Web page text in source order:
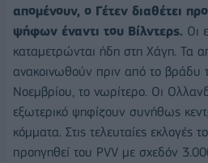
απομένουν, ο Γέτεν διαθέτει
ψήφων έναντι του Βίλντερς. Οι
καταμετρώνται ήδη στη Χάγη. Τα
ανακοινωθούν πριν από το βράδυ
Νοεμβρίου, το νωρίτερο. Οι
εξωτερικό ψηφίζουν συνήθως
κόμματα. Στις τελευταίες εκλογές
προηγηθεί του PVV με σχεδόν